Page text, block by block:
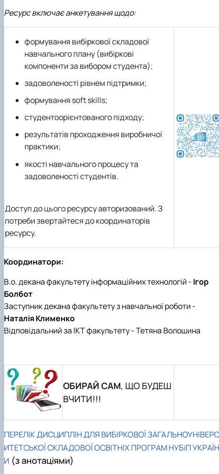
Ресурс включає анкетування щодо:
формування вибіркової складової
навчального плану (вибіркові
компоненти за вибором студента);
задоволеності рівнем підтримки;
формування soft skills;
cтудентоорієнтованого підходу;
результатів проходження виробничої
практики;
якості навчального процесу та
задоволеності студентів.
Доступ до цього ресурсу авторизований. З
потреби звертайтеся до координаторів
ресурсу.
Координатори:
В.о. декана факультету інформаційних технологій - Ігор
Болбот
Заступник декана факультету з навчальної роботи -
Наталія Клименко
Відповідальний за ІКТ факультету - Тетяна Волошина
ОБИРАЙ САМ, ЩО БУДЕШ
ВЧИТИ!!!
ПЕРЕЛІК ДИСЦИПЛІН ДЛЯ ВИБІРКОВОЇ ЗАГАЛЬНОУНІВЕРС
ИТЕТСЬКОЇ СКЛАДОВОЇ ОСВІТНІХ ПРОГРАМ НУБіП УКРАЇН
И (з анотаціями)